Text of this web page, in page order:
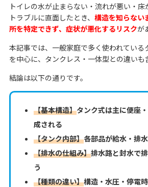
トイレの水が止まらない・流れが悪い・
トラブルに直面したとき、 構造を知らない
所を特定できず、症状が悪化するリスクが
本記事では、一般家庭で多く使われている
を中心に、タンクレス・一体型との違いも
結論は以下の通りです。
【基本構造】タンク式は主に便座
成される
【タンク内部】各部品が給水・排
【排水の仕組み】排水路と封水で
う
【種類の違い】構造・水圧・停電